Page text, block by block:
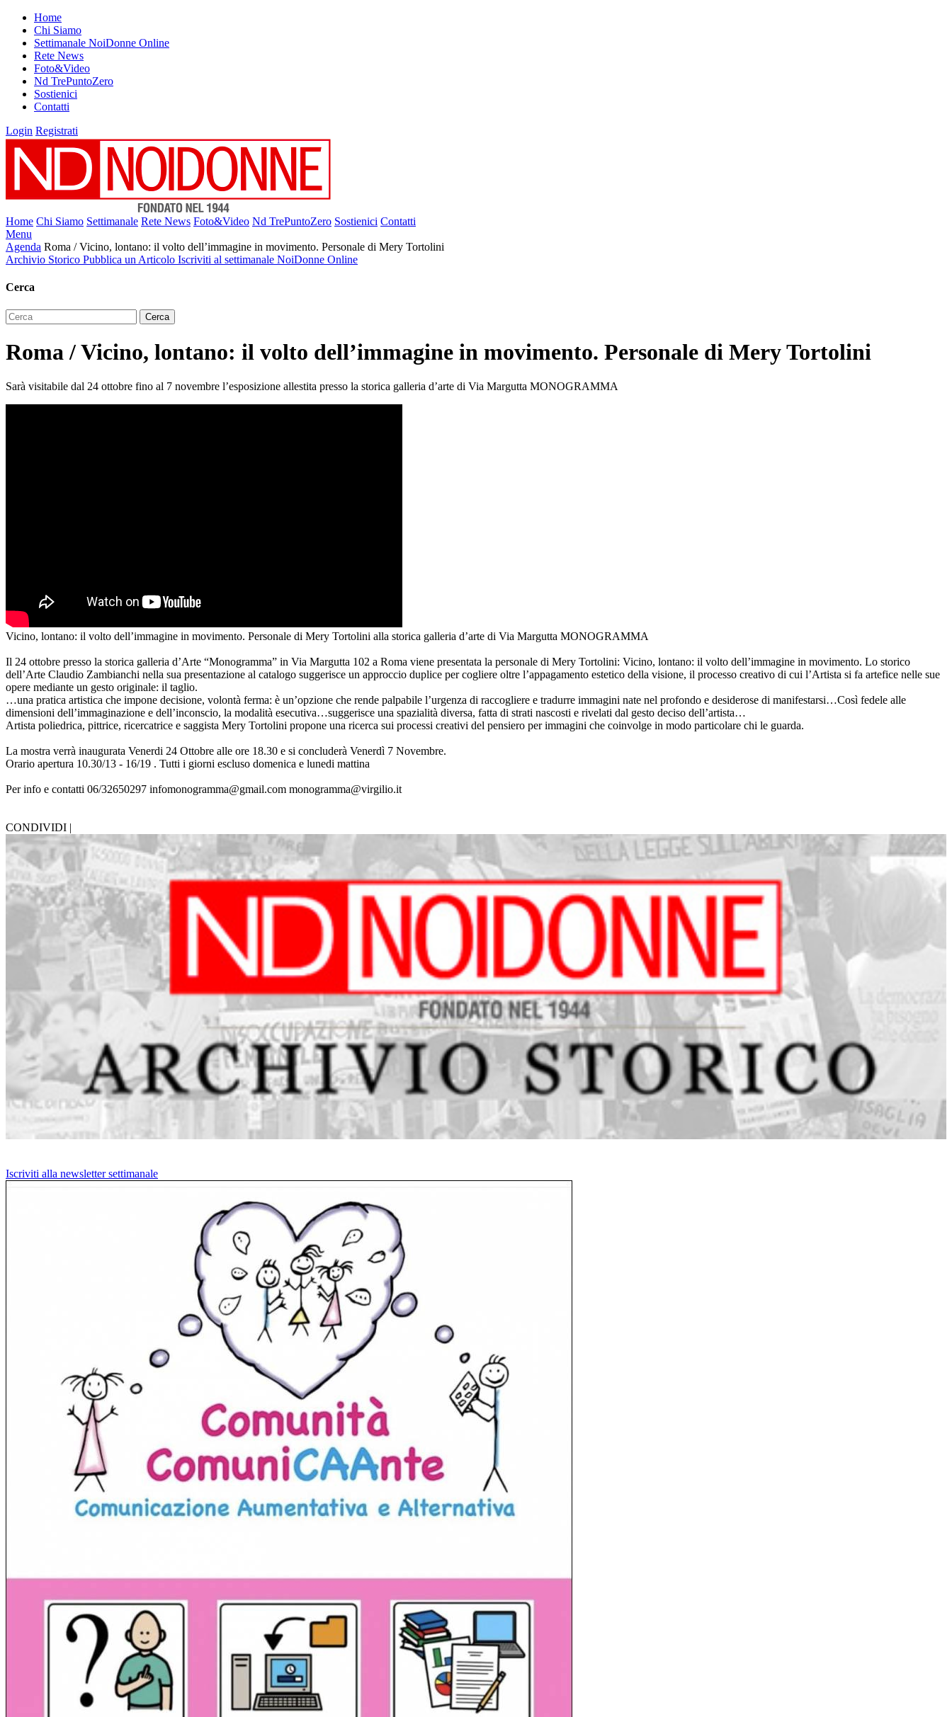
Home
Chi Siamo
Settimanale NoiDonne Online
Rete News
Foto&Video
Nd TrePuntoZero
Sostienici
Contatti
Login Registrati
Home Chi Siamo Settimanale Rete News Foto&Video Nd TrePuntoZero Sostienici Contatti
Menu
Agenda Roma / Vicino, lontano: il volto dell’immagine in movimento. Personale di Mery Tortolini
Archivio Storico Pubblica un Articolo Iscriviti al settimanale NoiDonne Online
Cerca
Roma / Vicino, lontano: il volto dell’immagine in movimento. Personale di Mery Tortolini
Sarà visitabile dal 24 ottobre fino al 7 novembre l’esposizione allestita presso la storica galleria d’arte di Via Margutta MONOGRAMMA
Vicino, lontano: il volto dell’immagine in movimento. Personale di Mery Tortolini alla storica galleria d’arte di Via Margutta MONOGRAMMA
Il 24 ottobre presso la storica galleria d’Arte “Monogramma” in Via Margutta 102 a Roma viene presentata la personale di Mery Tortolini: Vicino, lontano: il volto dell’immagine in movimento. Lo storico
dell’Arte Claudio Zambianchi nella sua presentazione al catalogo suggerisce un approccio duplice per cogliere oltre l’appagamento estetico della visione, il processo creativo di cui l’Artista si fa artefice nelle sue
opere mediante un gesto originale: il taglio.
…una pratica artistica che impone decisione, volontà ferma: è un’opzione che rende palpabile l’urgenza di raccogliere e tradurre immagini nate nel profondo e desiderose di manifestarsi…Così fedele alle
dimensioni dell’immaginazione e dell’inconscio, la modalità esecutiva…suggerisce una spazialità diversa, fatta di strati nascosti e rivelati dal gesto deciso dell’artista…
Artista poliedrica, pittrice, ricercatrice e saggista Mery Tortolini propone una ricerca sui processi creativi del pensiero per immagini che coinvolge in modo particolare chi le guarda.
La mostra verrà inaugurata Venerdi 24 Ottobre alle ore 18.30 e si concluderà Venerdì 7 Novembre.
Orario apertura 10.30/13 - 16/19 . Tutti i giorni escluso domenica e lunedi mattina
Per info e contatti 06/32650297 infomonogramma@gmail.com monogramma@virgilio.it
CONDIVIDI |
Iscriviti alla newsletter settimanale